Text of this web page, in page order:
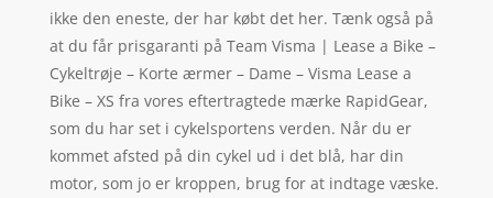
ikke den eneste, der har købt det her. Tænk også på
at du får prisgaranti på Team Visma | Lease a Bike –
Cykeltrøje – Korte ærmer – Dame – Visma Lease a
Bike – XS fra vores eftertragtede mærke RapidGear,
som du har set i cykelsportens verden. Når du er
kommet afsted på din cykel ud i det blå, har din
motor, som jo er kroppen, brug for at indtage væske.